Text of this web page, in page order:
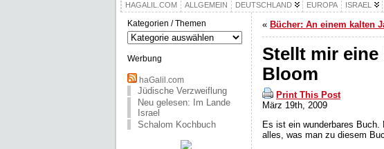
HAGALIL.COM ALLGEMEIN DEUTSCHLAND EUROPA ISRAEL
Kategorien / Themen
Kategorien
/
Themen
Werbung
haGalil.com
Jüdische Verzweiflung
Neu gelesen: Im Lande
Israel
Schalom Kochbuch
« Bücher: An einem kalten
Stellt mir eine
Bloom
Print This Post
März 19th, 2009
Es ist ein wunderbares
alles, was man zu diesem